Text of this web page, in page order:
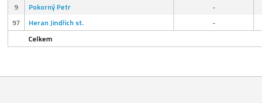
9
Pokorný Petr -
97
Heran Jindřich st. -
Celkem